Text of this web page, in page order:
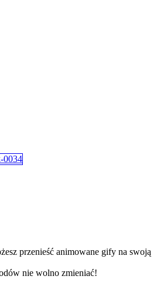
przenieść animowane gify na swoją
nie wolno zmieniać!